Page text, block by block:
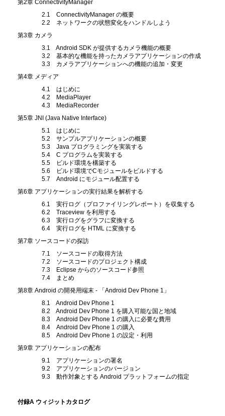
第2章 ConnectivityManager
2.1 ConnectivityManager の概要
2.2 ネットワークの状態変化をハンドルしよう
第3章 カメラ
3.1 Android SDK が提供するカメラ機能の概要
3.2 基本的な機能を持ったカメラアプリケーションの作成
3.3 カメラアプリケーションへの機能の追加・変更
第4章 メディア
4.1 はじめに
4.2 MediaPlayer
4.3 MediaRecorder
第5章 JNI (Java Native Interface)
5.1 はじめに
5.2 サンプルアプリケーションの概要
5.3 Java プログラミングを実装する
5.4 C プログラムを実装する
5.5 ビルド環境を構築する
5.6 ビルド環境でCモジュールをビルドする
5.7 Android にモジュール配置する
第6章 アプリケーションの実行結果を解析する
6.1 実行ログ（プロファイリングレポート）を収集する
6.2 Traceview を利用する
6.3 実行ログをグラフに変換する
6.4 実行ログを HTML に変換する
第7章 ソースコードの探訪
7.1 ソースコードの取得方法
7.2 ソースコードのプロジェクト構成
7.3 Eclipse からのソースコード参照
7.4 まとめ
第8章 Android の開発用端末 - 「Android Dev Phone 1」
8.1 Android Dev Phone 1
8.2 Android Dev Phone 1 を購入可能な国と地域
8.3 Android Dev Phone 1 の購入に必要な費用
8.4 Android Dev Phone 1 の購入
8.5 Android Dev Phone 1 の設定・利用
第9章 アプリケーションの配布
9.1 アプリケーションの署名
9.2 アプリケーションのバージョン
9.3 動作対象とする Android プラットフォームの指定
付録A ウィジットカタログ